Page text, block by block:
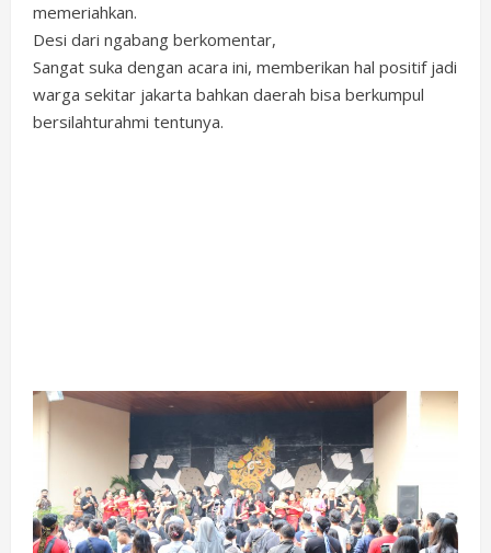
memeriahkan.
Desi dari ngabang berkomentar,
Sangat suka dengan acara ini, memberikan hal positif jadi
warga sekitar jakarta bahkan daerah bisa berkumpul
bersilahturahmi tentunya.